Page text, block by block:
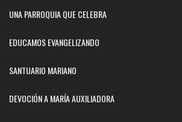
UNA PARROQUIA QUE CELEBRA
EDUCAMOS EVANGELIZANDO
SANTUARIO MARIANO
DEVOCIÓN A MARÍA AUXILIADORA